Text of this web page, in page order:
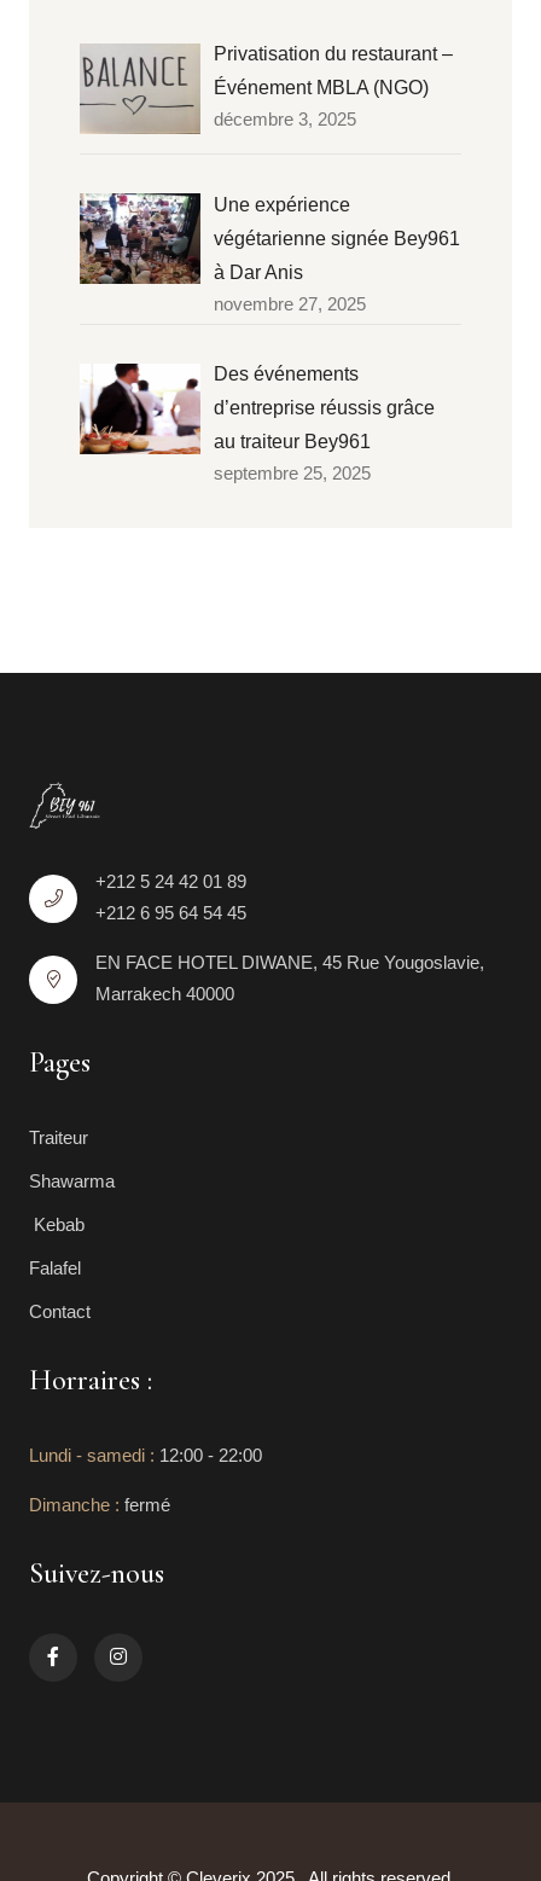
Privatisation du restaurant –
Événement MBLA (NGO)
décembre 3, 2025
Une expérience
végétarienne signée Bey961
à Dar Anis
novembre 27, 2025
Des événements
d’entreprise réussis grâce
au traiteur Bey961
septembre 25, 2025
+212 5 24 42 01 89
+212 6 95 64 54 45
EN FACE HOTEL DIWANE, 45 Rue Yougoslavie,
Marrakech 40000
Pages
Traiteur
Shawarma
Kebab
Falafel
Contact
Horraires :
Lundi - samedi : 12:00 - 22:00
Dimanche : fermé
Suivez-nous